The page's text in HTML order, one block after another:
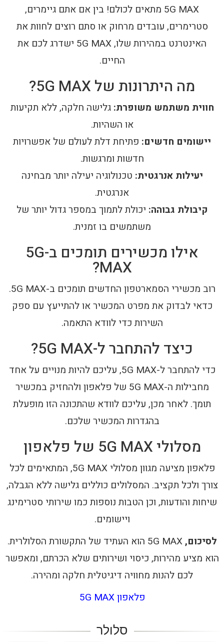
5G MAX מתאים לכולם! בין אם אתם גיימרים,
סטרימרים, עובדים מרחוק או סתם רוצים לחוות את
האינטרנט במהירות שלו, 5G MAX ישדרג לכם את
החיים.
מה היתרונות של 5G MAX?
חווית משתמש משופרת: גלישה חלקה, ללא תקיעות
או השהיות.
יישומים חדשים: פתיחת דלת לעולם של אפשרויות
חדשות ומרגשות.
יעילות אנרגטית: טכנולוגיה יעילה יותר מבחינה
אנרגטית.
קיבולת גבוהה: יכולת לתמוך במספר גדול יותר של
משתמשים בו זמנית.
אילו מכשירים תומכים ב-5G
MAX?
רוב מכשירי הסמארטפון החדשים תומכים ב-5G MAX.
כדאי לבדוק את מפרט המכשיר או להתייעץ עם ספק
השירות כדי לוודא התאמה.
כיצד להתחבר ל-5G MAX?
כדי להתחבר ל-5G MAX, עליכם להיות מנויים על אחד
מחבילות ה-5G MAX של פלאפון ולהחזיק במכשיר
תומך. לאחר מכן, עליכם לוודא שהתכונה הזו מופעלת
בהגדרות המכשיר שלכם.
מסלולי 5G MAX של פלאפון
פלאפון מציעה מגוון מסלולי 5G MAX, המתאימים לכל
צורך ולכל תקציב. המסלולים כוללים גלישה ללא הגבלה,
שיחות והודעות, וכן הטבות נוספות כמו שירותי סטרימינג
ויישומים.
לסיכום,
5G MAX הוא העתיד של התקשורת הסלולרית.
הוא מציע מהירות, כיסוי ושירותים שלא הכרתם, ומאפשר
לכם להנות מחוויה דיגיטלית חלקה ומהירה.
פלאפון 5G MAX